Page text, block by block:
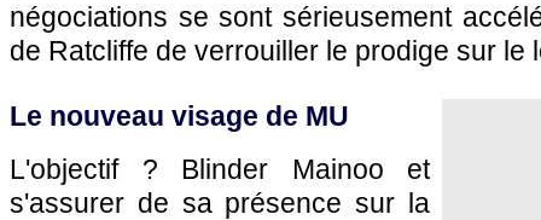
négociations se sont sérieusement
de Ratcliffe de verrouiller le prodige sur le
Le nouveau visage de MU
L'objectif ? Blinder Mainoo et
s'assurer de sa présence sur la